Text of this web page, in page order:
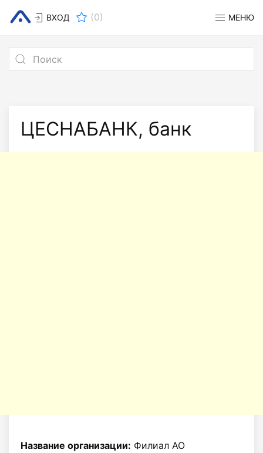
ВХОД (0) МЕНЮ
ЦЕСНАБАНК, банк
Название организации: Филиал АО